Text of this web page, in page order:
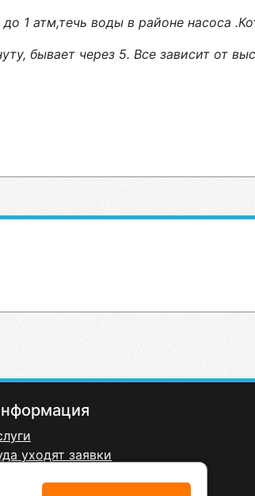
1 атм,течь воды в районе насоса
бывает через 5. Все зависит от
уходят заявки
оферта